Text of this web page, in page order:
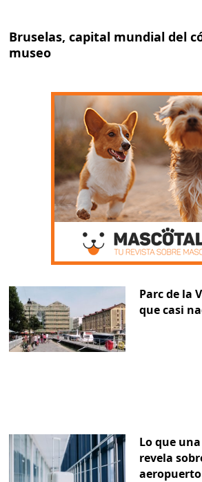
Bruselas, capital mundial del
museo
Parc de la
que casi
Lo que
revela